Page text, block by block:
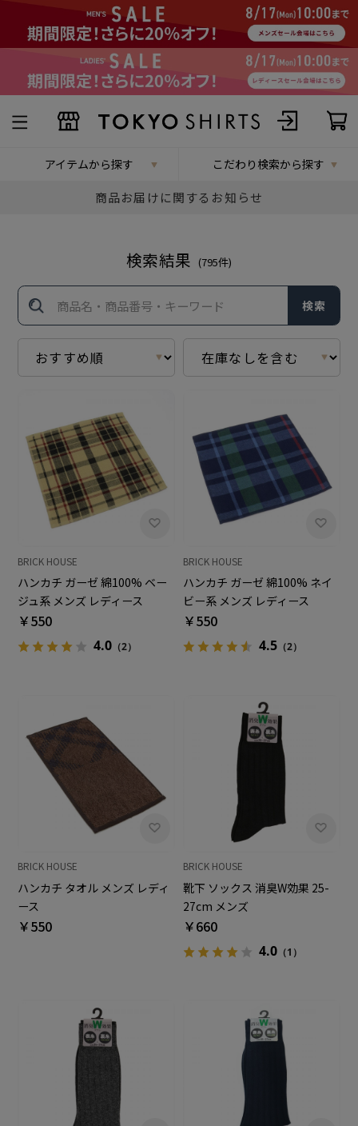
アイテムから探す こだわり検索から探す
商品お届けに関するお知らせ
検索結果 (795件)
検索
BRICK HOUSE
ハンカチ ガーゼ 綿100% ベー
ジュ系 メンズ レディース
￥550
4.0（2）
BRICK HOUSE
ハンカチ ガーゼ 綿100% ネイ
ビー系 メンズ レディース
￥550
4.5 （2）
BRICK HOUSE
ハンカチ タオル メンズ レディ
ース
￥550
BRICK HOUSE
靴下 ソックス 消臭W効果 25-
27cm メンズ
￥660
4.0 （1）